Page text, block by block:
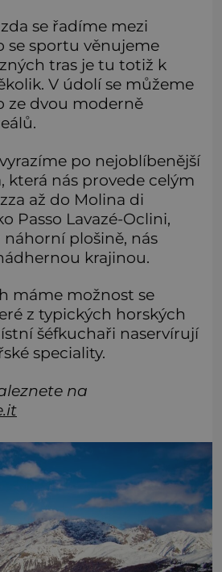
se řadíme mezi
se sportu věnujeme
tras je tu totiž k
V údolí se můžeme
ze dvou moderně
po nejoblíbenější
která nás provede celým
až do Molina di
Passo Lavazé-Oclini,
náhorní plošině, nás
krajinou.
máme možnost se
z typických horských
šéfkuchaři naservírují
speciality.
na